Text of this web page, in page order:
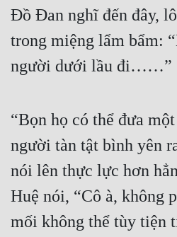
Kiếm Hiệp
Kỳ Huyễn
Kỳ Ảo
Làm Giàu
Lịch Sử
Mưu Mô
Mạt Thế
Đồ Đan nghĩ đến đây,
trong miệng lẩm bẩm:
người dưới lầu đi……”
“Bọn họ có thể đưa
người tàn tật bình yên
nói lên thực lực hơn
Huệ nói, “Cô à, không
mối không thể tùy tiện